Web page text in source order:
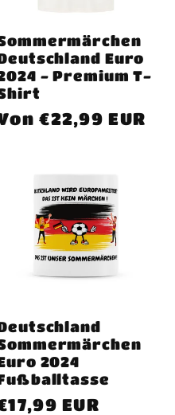
Euro
- Premium T-
€22,99 EUR
2024
EUR